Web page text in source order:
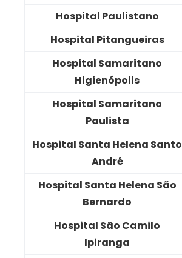
Hospital Paulistano
Hospital Pitangueiras
Hospital Samaritano
Higienópolis
Hospital Samaritano
Paulista
Hospital Santa Helena Santo
André
Hospital Santa Helena São
Bernardo
Hospital São Camilo
Ipiranga